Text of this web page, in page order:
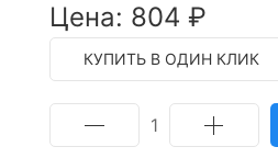
Цена: 804 ₽
КУПИТЬ В ОДИН КЛИК
1